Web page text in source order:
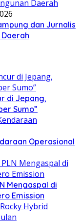
dan Jurnalis
di Jepang,
Sumo”
Operasional
Mengaspal di
Emission